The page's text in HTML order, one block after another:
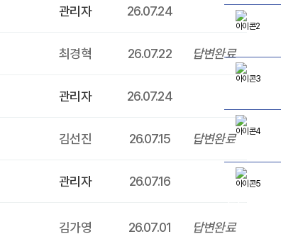
진료시간
관리자 26.07.24
최경혁 26.07.22 답변완료
관리자 26.07.24
김선진 26.07.15 답변완료
관리자 26.07.16
김가영 26.07.01 답변완료